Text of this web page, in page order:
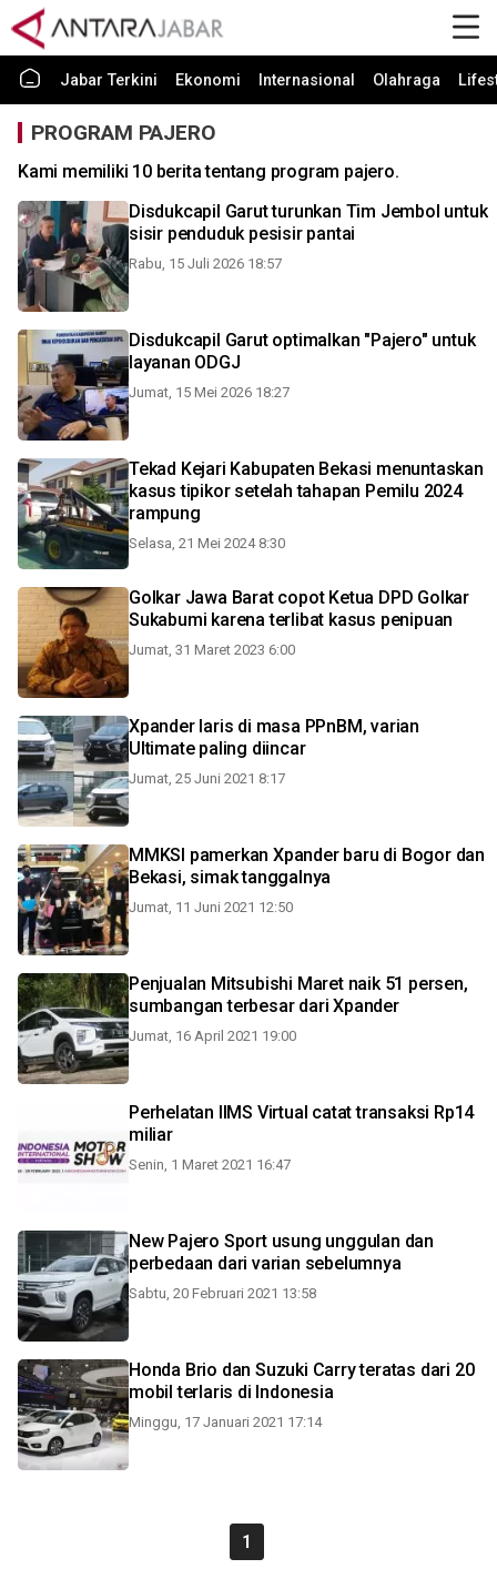
Jabar Terkini Ekonomi Internasional Olahraga
PROGRAM PAJERO
Kami memiliki 10 berita tentang program pajero.
Disdukcapil Garut turunkan Tim Jembol untuk
sisir penduduk pesisir pantai
Rabu, 15 Juli 2026 18:57
Disdukcapil Garut optimalkan "Pajero" untuk
layanan ODGJ
Jumat, 15 Mei 2026 18:27
Tekad Kejari Kabupaten Bekasi menuntaskan
kasus tipikor setelah tahapan Pemilu 2024
rampung
Selasa, 21 Mei 2024 8:30
Golkar Jawa Barat copot Ketua DPD Golkar
Sukabumi karena terlibat kasus penipuan
Jumat, 31 Maret 2023 6:00
Xpander laris di masa PPnBM, varian
Ultimate paling diincar
Jumat, 25 Juni 2021 8:17
MMKSI pamerkan Xpander baru di Bogor dan
Bekasi, simak tanggalnya
Jumat, 11 Juni 2021 12:50
Penjualan Mitsubishi Maret naik 51 persen,
sumbangan terbesar dari Xpander
Jumat, 16 April 2021 19:00
Perhelatan IIMS Virtual catat transaksi Rp14
miliar
Senin, 1 Maret 2021 16:47
New Pajero Sport usung unggulan dan
perbedaan dari varian sebelumnya
Sabtu, 20 Februari 2021 13:58
Honda Brio dan Suzuki Carry teratas dari 20
mobil terlaris di Indonesia
Minggu, 17 Januari 2021 17:14
1